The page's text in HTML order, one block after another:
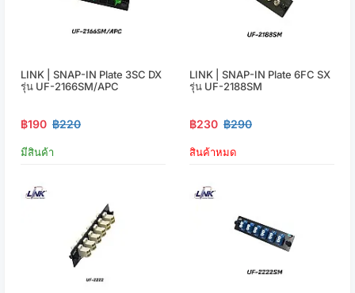
LINK | SNAP-IN Plate 3SC DX
รุ่น UF-2166SM/APC
฿190 ฿220
มีสินค้า
LINK | SNAP-IN Plate 6FC SX
รุ่น UF-2188SM
฿230 ฿290
สินค้าหมด